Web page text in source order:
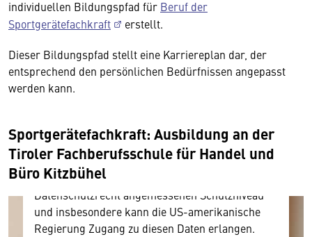
individuellen Bildungspfad für Beruf der
Sportgerätefachkraft
erstellt.
Dieser Bildungspfad stellt eine Karriereplan dar, der
entsprechend den persönlichen Bedürfnissen angepasst
werden kann.
Sportgerätefachkraft: Ausbildung an der
Tiroler Fachberufsschule für Handel und
Büro Kitzbühel
Wir benötigen Ihre Zustimmung
Hier würden wir Ihnen gerne einen externen
Inhalt anzeigen. Dafür benötigen wir allerdings
personenbezogene technische Daten zu Geräten
und Nutzerverhalten mitunter mit US-
amerikanischen Anbietern austauscht.
Diese Daten unterliegen keinem dem EU-
Datenschutzrecht angemessenen Schutzniveau
und insbesondere kann die US-amerikanische
Regierung Zugang zu diesen Daten erlangen.